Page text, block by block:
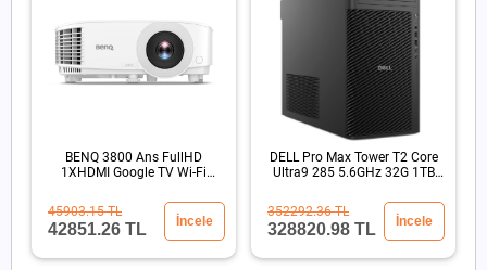
BENQ 3800 Ans FullHD
1XHDMI Google TV Wi-Fi
Projeksiyon
45903.15 TL
42851.26 TL İncele
DELL Pro Max Tower T2 Core
Ultra9 285 5.6GHz 32G 1TB
352292.36 TL
328820.98 TL İncele